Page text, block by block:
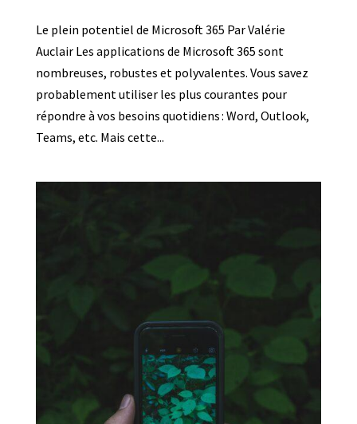
Le plein potentiel de Microsoft 365 Par Valérie
Auclair Les applications de Microsoft 365 sont
nombreuses, robustes et polyvalentes. Vous savez
probablement utiliser les plus courantes pour
répondre à vos besoins quotidiens : Word, Outlook,
Teams, etc. Mais cette...